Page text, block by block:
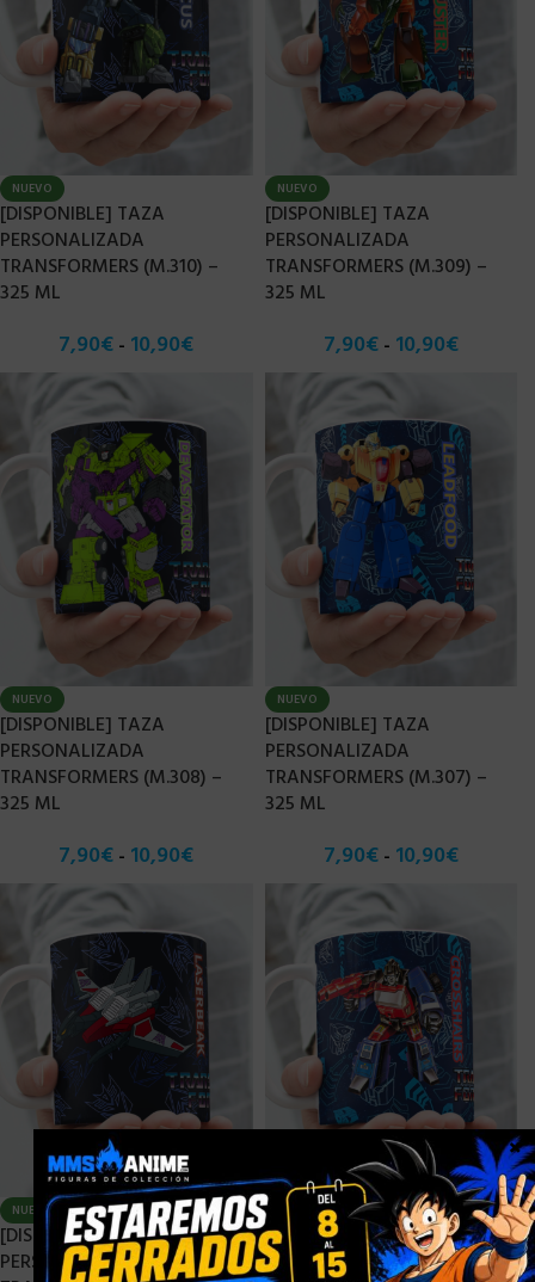
NUEVO
[DISPONIBLE] TAZA
PERSONALIZADA
TRANSFORMERS (M.310) –
325 ML
7,90€- 10,90€
NUEVO
[DISPONIBLE] TAZA
PERSONALIZADA
TRANSFORMERS (M.309) –
325 ML
7,90€ - 10,90€
NUEVO
[DISPONIBLE] TAZA
PERSONALIZADA
TRANSFORMERS (M.308) –
325 ML
7,90€- 10,90€
NUEVO
[DISPONIBLE] TAZA
PERSONALIZADA
TRANSFORMERS (M.307) –
325 ML
7,90€ - 10,90€
NUEVO
[DISPONIBLE] TAZA
PERSONALIZADA
NUEVO
[DISPONIBLE] TAZA
PERSONALIZADA
×